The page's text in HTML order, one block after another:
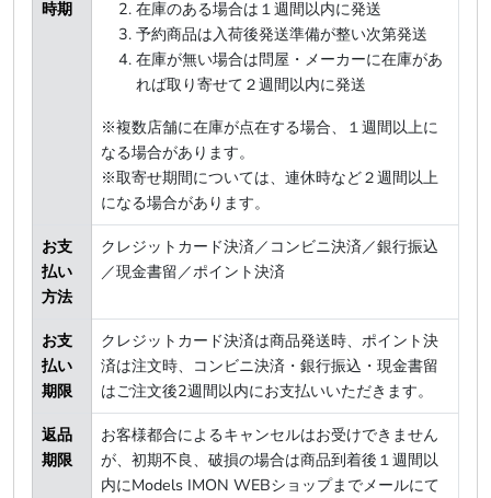
時期
在庫のある場合は１週間以内に発送
予約商品は入荷後発送準備が整い次第発送
在庫が無い場合は問屋・メーカーに在庫があ
れば取り寄せて２週間以内に発送
※複数店舗に在庫が点在する場合、１週間以上に
なる場合があります。
※取寄せ期間については、連休時など２週間以上
になる場合があります。
お支
払い
方法
クレジットカード決済／コンビニ決済／銀行振込
／現金書留／ポイント決済
お支
払い
期限
クレジットカード決済は商品発送時、ポイント決
済は注文時、コンビニ決済・銀行振込・現金書留
はご注文後2週間以内にお支払いいただきます。
返品
期限
お客様都合によるキャンセルはお受けできません
が、初期不良、破損の場合は商品到着後１週間以
内にModels IMON WEBショップまでメールにて